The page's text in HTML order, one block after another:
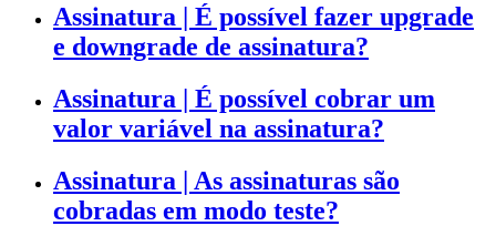
Assinatura | É possível fazer upgrade
e downgrade de assinatura?
Assinatura | É possível cobrar um
valor variável na assinatura?
Assinatura | As assinaturas são
cobradas em modo teste?